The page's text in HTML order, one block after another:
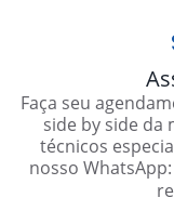
Faça seu
side by side da
técnicos
nosso WhatsApp: